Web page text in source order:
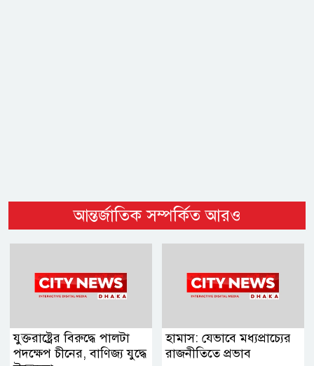
আন্তর্জাতিক সম্পর্কিত আরও
যুক্তরাষ্ট্রের বিরুদ্ধে পালটা
পদক্ষেপ চীনের, বাণিজ্য যুদ্ধে
হামাস: যেভাবে মধ্যপ্রাচ্যের
রাজনীতিতে প্রভাব